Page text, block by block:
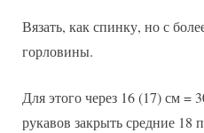
Вязать, как спинку, но с
горловины.
Для этого через 16 (17) см =
рукавов закрыть средние 18